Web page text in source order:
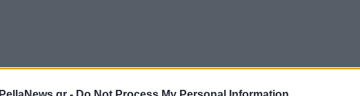
20 Μαΐου 2023
Μεγάλο deal ΑΝΤ1 με Λάκη Λαζόπουλο